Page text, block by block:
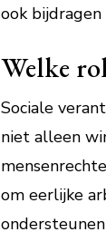
ook
Welke
Sociale
niet alleen
om eerlijke